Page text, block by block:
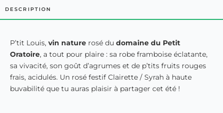
DESCRIPTION
P’tit Louis, vin nature rosé du domaine du Petit
Oratoire, a tout pour plaire : sa robe framboise éclatante,
sa vivacité, son goût d’agrumes et de p’tits fruits rouges
frais, acidulés. Un rosé festif Clairette / Syrah à haute
buvabilité que tu auras plaisir à partager cet été !